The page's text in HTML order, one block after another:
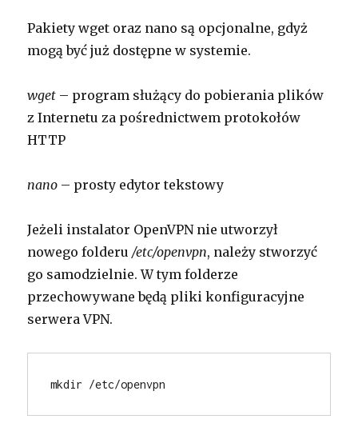
Pakiety wget oraz nano są opcjonalne, gdyż
mogą być już dostępne w systemie.
wget – program służący do pobierania plików
z Internetu za pośrednictwem protokołów
HTTP
nano – prosty edytor tekstowy
Jeżeli instalator OpenVPN nie utworzył
nowego folderu/etc/openvpn, należy stworzyć
go samodzielnie. W tym folderze
przechowywane będą pliki konfiguracyjne
serwera VPN.
mkdir /etc/openvpn